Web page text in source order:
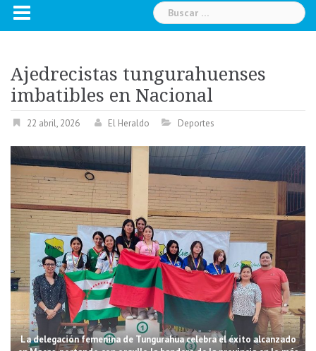
Buscar:
Ajedrecistas tungurahuenses
imbatibles en Nacional
22 abril, 2026 El Heraldo Deportes
La delegación femenina de Tungurahua celebra el éxito alcanzado